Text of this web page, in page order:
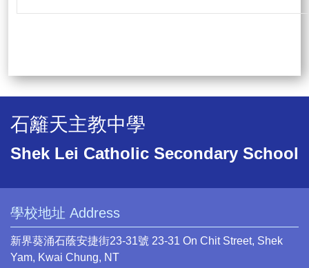
石籬天主教中學
Shek Lei Catholic Secondary School
學校地址 Address
新界葵涌石蔭安捷街23-31號 23-31 On Chit Street, Shek
Yam, Kwai Chung, NT